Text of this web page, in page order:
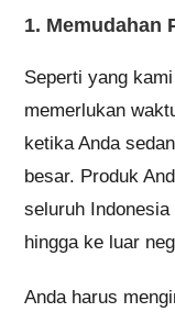
hingga ke luar
Anda harus
memakan waktu
melakukannya
menggunakan
berlangsung
waktu yang